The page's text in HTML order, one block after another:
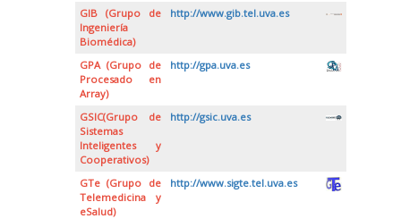
GIB (Grupo de
Ingeniería
Biomédica)
http://www.gib.tel.uva.es
GPA (Grupo de
Procesado en
Array)
http://gpa.uva.es
GSIC(Grupo de
Sistemas
Inteligentes y
Cooperativos)
http://gsic.uva.es
GTe (Grupo de
Telemedicina y
eSalud)
http://www.sigte.tel.uva.es